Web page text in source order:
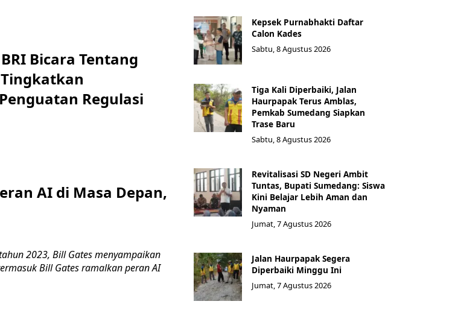
Bicara Tentang
Regulasi
AI di Masa Depan,
2023, Bill Gates menyampaikan
Bill Gates ramalkan peran AI
Kepsek Purnabhakti Daftar
Calon Kades
Sabtu, 8 Agustus 2026
Tiga Kali Diperbaiki, Jalan
Haurpapak Terus Amblas,
Pemkab Sumedang Siapkan
Trase Baru
Sabtu, 8 Agustus 2026
Revitalisasi SD Negeri Ambit
Tuntas, Bupati Sumedang: Siswa
Kini Belajar Lebih Aman dan
Nyaman
Jumat, 7 Agustus 2026
Jalan Haurpapak Segera
Diperbaiki Minggu Ini
Jumat, 7 Agustus 2026